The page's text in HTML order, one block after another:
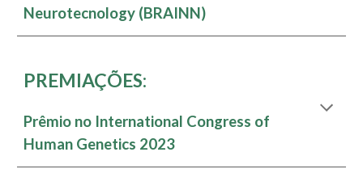
Neurotecnology (BRAINN)
PREMIAÇÕES:
Prêmio no International Congress of
Human Genetics 2023